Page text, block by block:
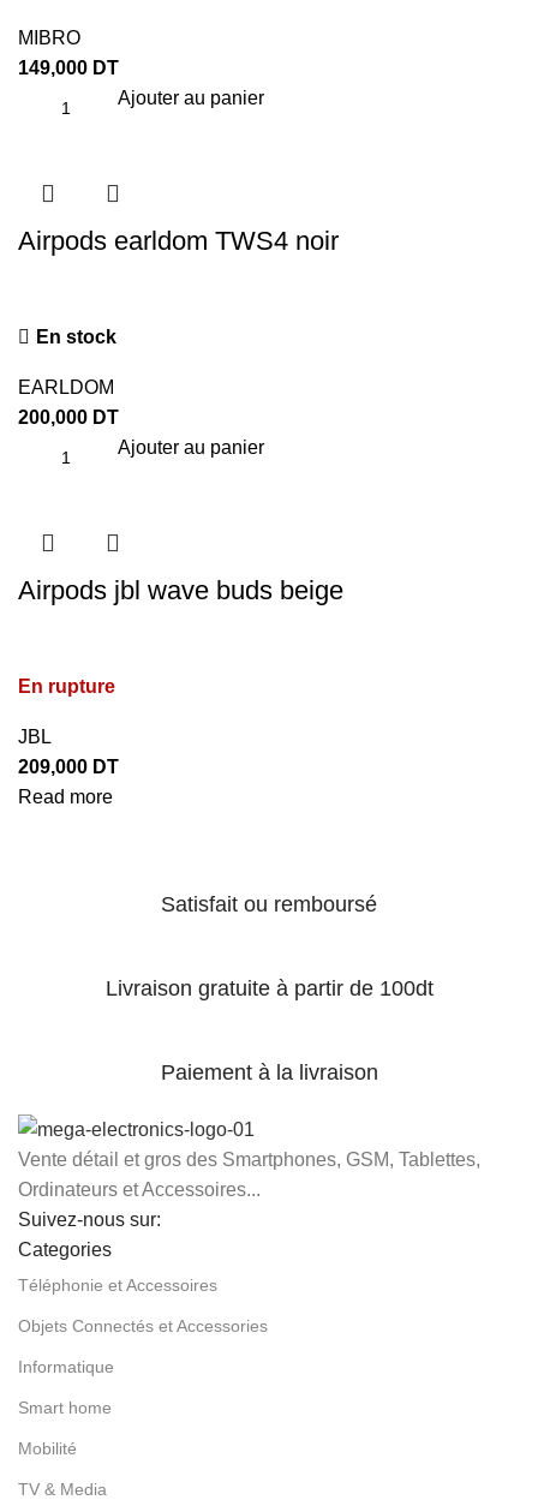
MIBRO
149,000 DT
Ajouter au panier
Airpods earldom TWS4 noir
En stock
EARLDOM
200,000 DT
Ajouter au panier
Airpods jbl wave buds beige
En rupture
JBL
209,000 DT
Read more
Satisfait ou remboursé
Livraison gratuite à partir de 100dt
Paiement à la livraison
Vente détail et gros des Smartphones, GSM, Tablettes,
Ordinateurs et Accessoires...
Suivez-nous sur:
Categories
Téléphonie et Accessoires
Objets Connectés et Accessories
Informatique
Smart home
Mobilité
TV & Media